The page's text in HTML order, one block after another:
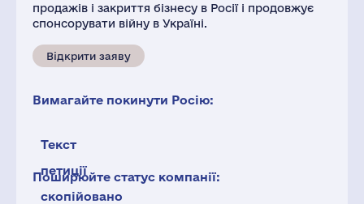
продажів і закриття бізнесу в Росії і продовжує
спонсорувати війну в Україні.
Відкрити заяву
Вимагайте покинути Росію:
Текст
петиції
скопійовано
Поширюйте статус компанії: